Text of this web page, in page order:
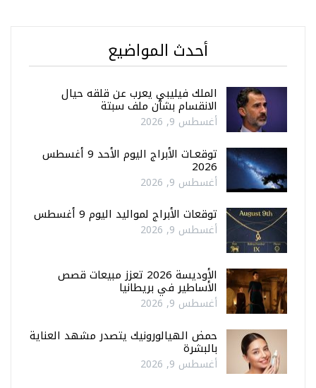
أحدث المواضيع
الملك فيليبي يعرب عن قلقه حيال
الانقسام بشأن ملف سبتة
أغسطس 9, 2026
توقعـات الأبراج اليوم الأحد 9 أغسطس
2026
أغسطس 9, 2026
توقعات الأبراج لمواليد اليوم 9 أغسطس
أغسطس 9, 2026
الأوديسة 2026 تعزز مبيعات قصص
الأساطير في بريطانيا
أغسطس 9, 2026
حمض الهيالورونيك يتصدر مشهد العناية
بالبشرة
أغسطس 9, 2026